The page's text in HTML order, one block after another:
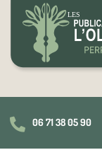
 06 71 38 05 90